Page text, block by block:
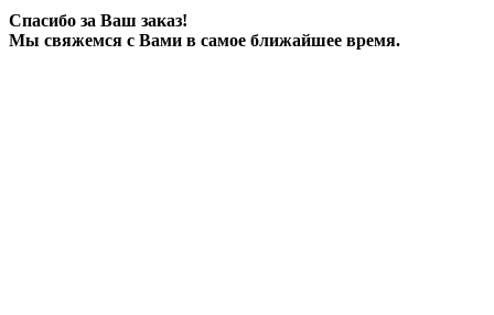
Спасибо за Ваш заказ!
Мы свяжемся с Вами в самое ближайшее время.